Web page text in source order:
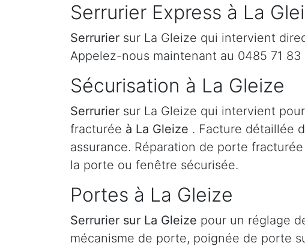
Serrurier Express à La
Serrurier sur La Gleize qui intervient
Appelez-nous maintenant au 0485 71
Sécurisation à La Gleize
Serrurier sur La Gleize qui intervient
fracturée à La Gleize . Facture détaillée
assurance. Réparation de porte
la porte ou fenêtre sécurisée.
Portes à La Gleize
Serrurier sur La Gleize pour un réglage
mécanisme de porte, poignée de porte